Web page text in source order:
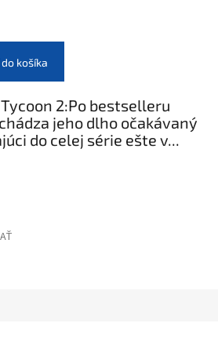
košíka
2:Po bestselleru
jeho dlho očakávaný
do celej série ešte v...